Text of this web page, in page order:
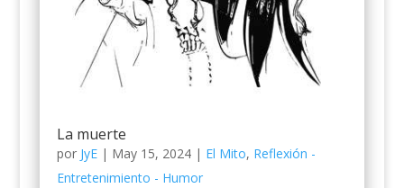
La muerte
por JyE| May 15, 2024| El Mito, Reflexión -
Entretenimiento - Humor